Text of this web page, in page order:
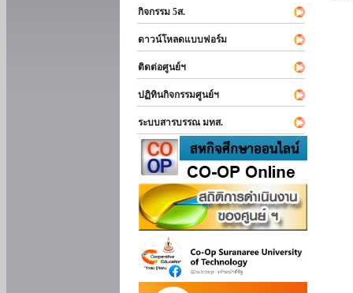
กิจกรรม 5ส.
ดาวน์โหลดแบบฟอร์ม
ติดต่อศูนย์ฯ
ปฏิทินกิจกรรมศูนย์ฯ
ระบบสารบรรณ มทส.